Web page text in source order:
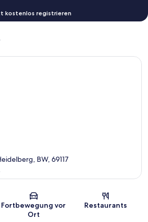
kostenlos registrieren
Karte
BW, 69117
Fortbewegung vor
Ort
Restaurants